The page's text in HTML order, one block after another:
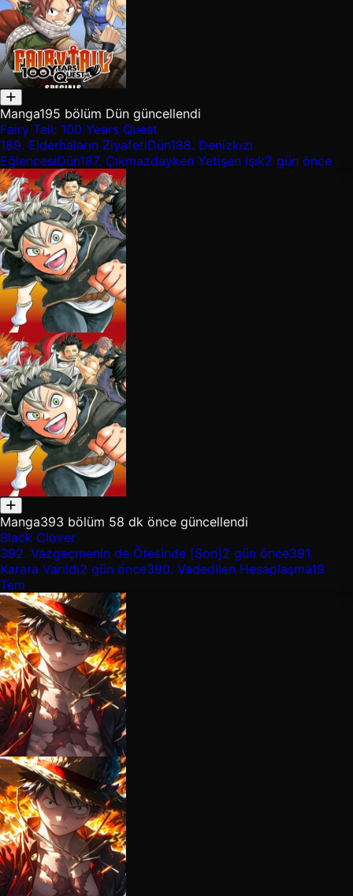
Manga195 bölüm Dün güncellendi
Fairy Tail: 100 Years Quest
189. Ejderhaların ZiyafetiDün188. Denizkızı
EğlencesiDün187. Çıkmazdayken Yetişen Işık2 gün önce
Manga393 bölüm 58 dk önce güncellendi
Black Clover
392. Vazgeçmenin de Ötesinde [Son]2 gün önce391.
Karara Varıldı2 gün önce390. Vadedilen Hesaplaşma19
Tem